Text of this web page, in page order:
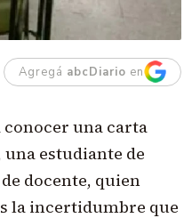
Agregá abcDiario en
conocer una carta
estudiante de
docente, quien
la incertidumbre que